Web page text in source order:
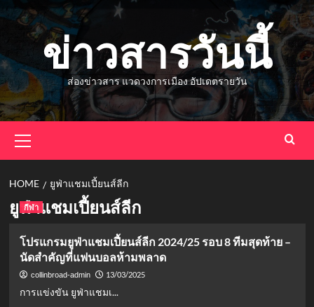
Skip
ข่าวสารวันนี้
ส่องข่าวสาร แวดวงการเมือง อัปเดตรายวัน
Menu
HOME ยูฟ่าแชมเปี้ยนส์ลีก
ยูฟ่าแชมเปี้ยนส์ลีก
กีฬา
โปรแกรมยูฟ่าแชมเปี้ยนส์ลีก 2024/25 รอบ 8 ทีมสุดท้าย –
นัดสำคัญที่แฟนบอลห้ามพลาด
collinbroad-admin 13/03/2025
การแข่งขัน ยูฟ่าแชมเ...